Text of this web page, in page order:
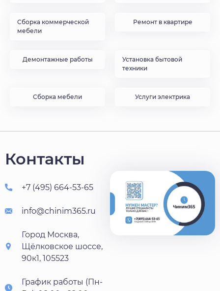
Сборка коммерческой
мебели
Ремонт в квартире
Демонтажные работы
Установка бытовой
техники
Сборка мебели Услуги электрика
Контакты
+7 (495) 664-53-65
info@chinim365.ru
Город Москва,
Щёлковское шоссе,
90к1, 105523
График работы (Пн-